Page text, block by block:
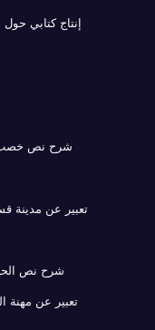
إنتاج كتابي
شرح نص خصب
تعبير عن مدينة
شرح نص
تعبير عن مهنة